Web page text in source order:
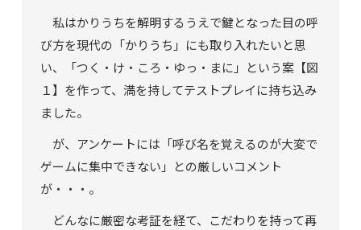
私はかりうちを解明するうえで鍵となった目の呼
び方を現代の「かりうち」にも取り入れたいと思
い、「つく・け・ころ・ゆっ・まに」という案【図
１】を作って、満を持してテストプレイに持ち込み
ました。
が、アンケートには「呼び名を覚えるのが大変で
ゲームに集中できない」との厳しいコメント
が・・・。
どんなに厳密な考証を経て、こだわりを持って再